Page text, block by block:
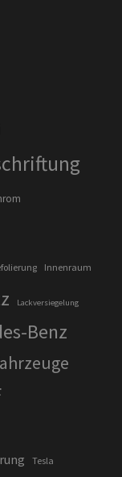
Innenraum
Lackversiegelung
Benz
Tesla